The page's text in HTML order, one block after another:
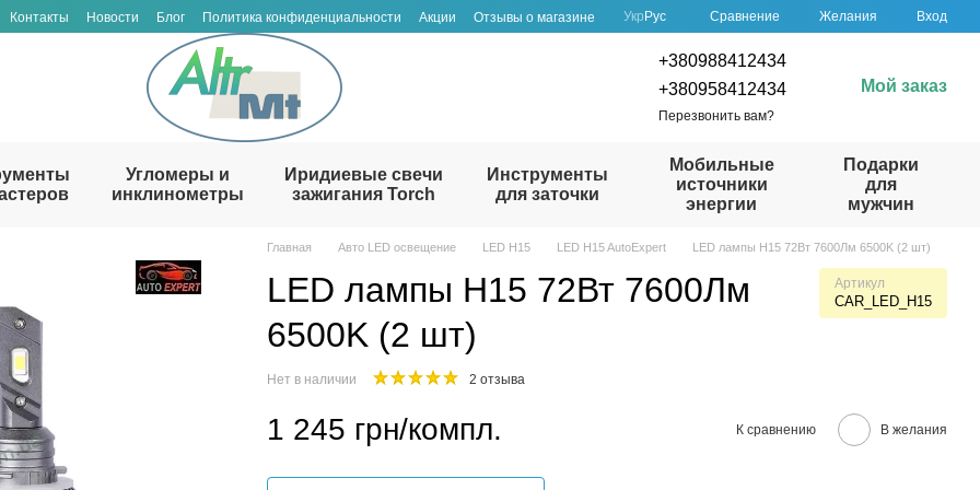
Контакты Новости Блог Политика конфиденциальности Акции
Отзывы о магазине
Укр Рус Сравнение Желания Вход
+380988412434
+380958412434
Перезвонить вам?
Мой заказ
Угломеры и
инклинометры
Иридиевые свечи
зажигания Torch
Инструменты
для заточки
Мобильные
источники
энергии
Подарки
для
мужчин
Главная Авто LED освещение LED H15 LED H15 AutoExpert LED лампы H15 72Вт 7600Лм 6500K (2 шт)
LED лампы H15 72Вт 7600Лм
6500K (2 шт)
Артикул
CAR_LED_H15
Нет в наличии 2 отзыва
1 245 грн/компл. К сравнению В желания